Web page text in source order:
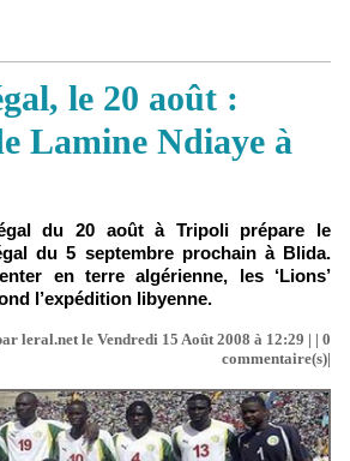
le 20 août :
Lamine Ndiaye à
du 20 août à Tripoli prépare le
du 5 septembre prochain à Blida.
en terre algérienne, les ‘Lions’
l’expédition libyenne.
leral.net le Vendredi 15 Août 2008 à 12:29 | | 0
commentaire(s)|